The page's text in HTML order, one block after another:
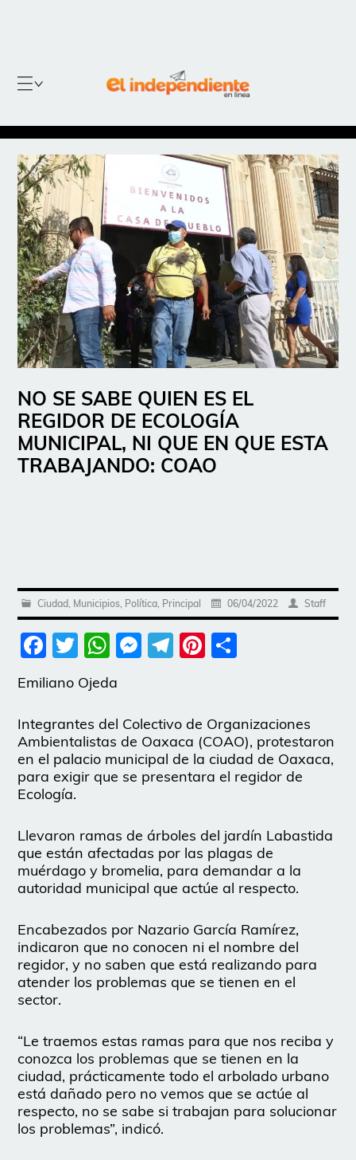
NO SE SABE QUIEN ES EL
REGIDOR DE ECOLOGÍA
MUNICIPAL, NI QUE EN QUE ESTA
TRABAJANDO: COAO
Ciudad, Municipios, Política, Principal 06/04/2022 Staff
Facebook
Twitter
WhatsApp
Messenger
Telegram
Pinterest
Emiliano Ojeda
Integrantes del Colectivo de Organizaciones
Ambientalistas de Oaxaca (COAO), protestaron
en el palacio municipal de la ciudad de Oaxaca,
para exigir que se presentara el regidor de
Ecología.
Llevaron ramas de árboles del jardín Labastida
que están afectadas por las plagas de
muérdago y bromelia, para demandar a la
autoridad municipal que actúe al respecto.
Encabezados por Nazario García Ramírez,
indicaron que no conocen ni el nombre del
regidor, y no saben que está realizando para
atender los problemas que se tienen en el
sector.
“Le traemos estas ramas para que nos reciba y
conozca los problemas que se tienen en la
ciudad, prácticamente todo el arbolado urbano
está dañado pero no vemos que se actúe al
respecto, no se sabe si trabajan para solucionar
los problemas”, indicó.